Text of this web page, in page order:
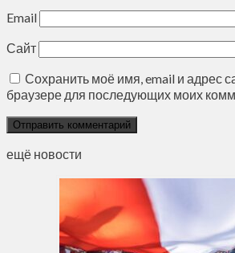
Email
Сайт
Сохранить моё имя, email и адрес
браузере для последующих моих
ещё новости